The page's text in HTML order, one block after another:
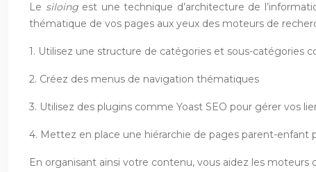
Le siloing est une technique d’architecture de
thématique de vos pages aux yeux des moteurs de
1. Utilisez une structure de catégories et sous-catégories
2. Créez des menus de navigation thématiques
3. Utilisez des plugins comme Yoast SEO pour gérer vos
4. Mettez en place une hiérarchie de pages parent-enfant
En organisant ainsi votre contenu, vous aidez les